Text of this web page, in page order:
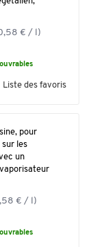
€ / l)
Liste des favoris
pour
sur les
un
€ / l)